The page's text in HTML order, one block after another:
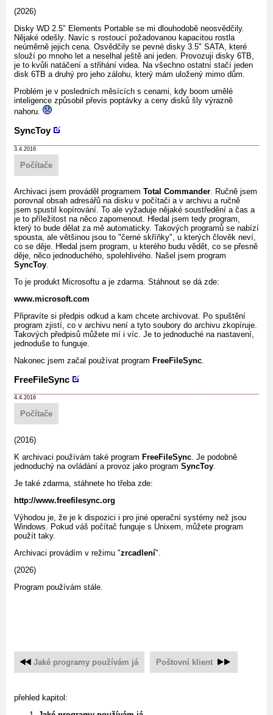
(2026)
Disky WD 2.5" Elements Portable se mi dlouhodobě neosvědčily.
Nějaké odešly. Navíc s rostoucí požadovanou kapacitou rostla
neúměrně jejich cena. Osvědčily se pevné disky 3.5" SATA, které
slouží po mnoho let a neselhal ještě ani jeden. Provozuji disky 6TB,
je to kvůli natáčení a střihání videa. Na všechno ostatní stačí jeden
disk 6TB a druhý pro jeho zálohu, který mám uložený mimo dům.
Problém je v posledních měsících s cenami, kdy boom umělé
inteligence způsobil převis poptávky a ceny disků šly výrazně
nahoru.
SyncToy
3.4.2016
Počítače
Archivaci jsem prováděl programem Total Commander . Ručně jsem
porovnal obsah adresářů na disku v počítači a v archivu a ručně
jsem spustil kopírování. To ale vyžaduje nějaké soustředění a čas a
je to příležitost na něco zapomenout. Hledal jsem tedy program,
který to bude dělat za mě automaticky. Takových programů se nabízí
spousta, ale většinou jsou to "černé skříňky", u kterých člověk neví,
co se děje. Hledal jsem program, u kterého budu vědět, co se přesně
děje, něco jednoduchého, spolehlivého. Našel jsem program
SyncToy
To je produkt Microsoftu a je zdarma. Stáhnout se dá zde:
www.microsoft.com
Připravíte si předpis odkud a kam chcete archivovat. Po spuštění
program zjistí, co v archivu není a tyto soubory do archivu zkopíruje.
Takových předpisů můžete mí i víc. Je to jednoduché na nastavení,
jednoduše to funguje.
Nakonec jsem začal používat program FreeFileSync
FreeFileSync
4.4.2016
Počítače
(2016)
K archivaci používám také program FreeFileSync. Je podobně
jednoduchý na ovládání a provoz jako program SyncToy.
Je také zdarma, stáhnete ho třeba zde:
http://www.freefilesync.org
Výhodou je, že je k dispozici i pro jiné operační systémy než jsou
Windows. Pokud váš počítač funguje s Unixem, můžete program
použít taky.
Archivaci provádím v režimu "zrcadlení".
(2026)
Program používám stále.
Jaké programy používám já Poštovní klient
přehled kapitol: